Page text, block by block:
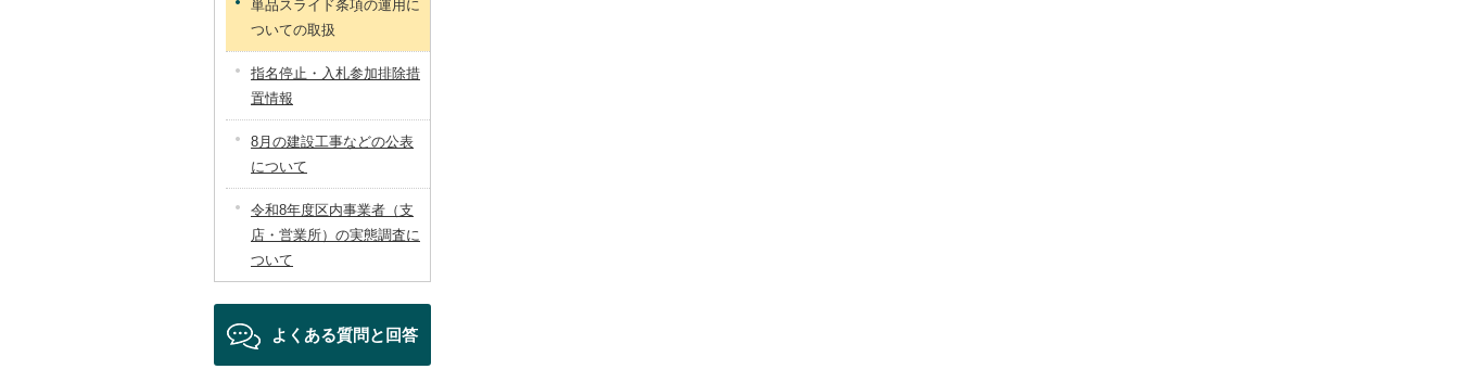
単品スライド条項の運用に
ついての取扱
指名停止・入札参加排除措
置情報
8月の建設工事などの公表
について
令和8年度区内事業者（支
店・営業所）の実態調査に
ついて
よくある質問と回答